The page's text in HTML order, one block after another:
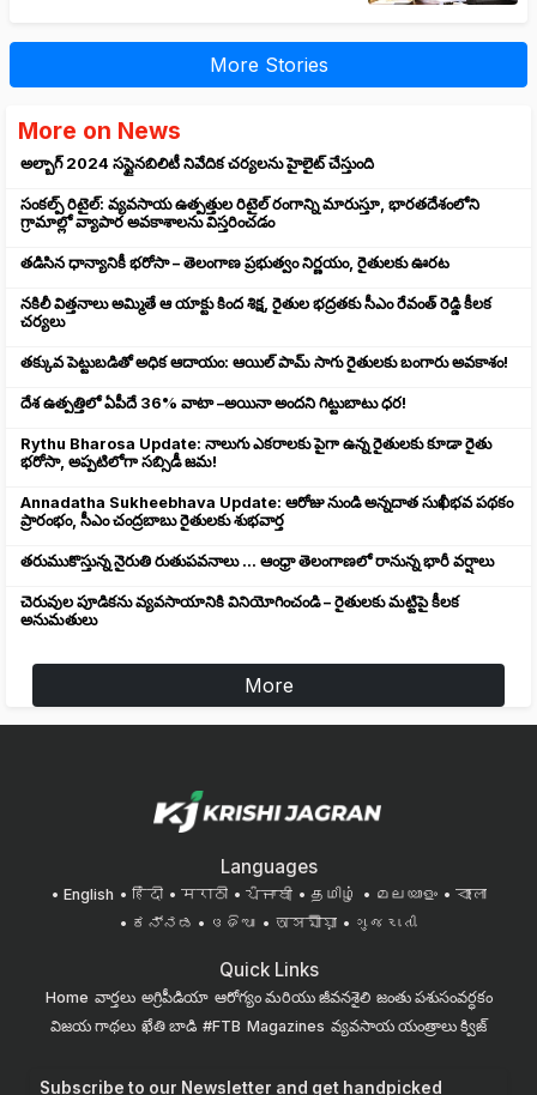
More Stories
More on News
అల్బాగ్ 2024 సస్టైనబిలిటీ నివేదిక చర్యలను హైలైట్ చేస్తుంది
సంకల్ప్ రిటైల్: వ్యవసాయ ఉత్పత్తుల రిటైల్ రంగాన్ని మారుస్తూ, భారతదేశంలోని
గ్రామాల్లో వ్యాపార అవకాశాలను విస్తరించడం
తడిసిన ధాన్యానికీ భరోసా – తెలంగాణ ప్రభుత్వం నిర్ణయం, రైతులకు ఊరట
నకిలీ విత్తనాలు అమ్మితే ఆ యాక్టు కింద శిక్ష, రైతుల భద్రతకు సీఎం రేవంత్ రెడ్డి కీలక
చర్యలు
తక్కువ పెట్టుబడితో అధిక ఆదాయం: ఆయిల్ పామ్ సాగు రైతులకు బంగారు అవకాశం!
దేశ ఉత్పత్తిలో ఏపీదే 36% వాటా –అయినా అందని గిట్టుబాటు ధర!
Rythu Bharosa Update: నాలుగు ఎకరాలకు పైగా ఉన్న రైతులకు కూడా రైతు
భరోసా, అప్పటిలోగా సబ్సిడీ జమ!
Annadatha Sukheebhava Update: ఆరోజు నుండి అన్నదాత సుఖీభవ పథకం
ప్రారంభం, సీఎం చంద్రబాబు రైతులకు శుభవార్త
తరుముకొస్తున్న నైరుతి రుతుపవనాలు ... ఆంధ్రా తెలంగాణలో రానున్న భారీ వర్షాలు
చెరువుల పూడికను వ్యవసాయానికి వినియోగించండి – రైతులకు మట్టిపై కీలక
అనుమతులు
More
Languages
English हिंदी मराठी ਪੰਜਾਬੀ தமிழ் മലയാളം
বাংলা
ಕನ್ನಡ
ଓଡିଆ অসমীয়া ગુજરાતી
Quick Links
Home వార్తలు అగ్రిపీడియా ఆరోగ్యం మరియు జీవనశైలి జంతు పశుసంవర్ధకం
విజయ గాథలు ఖేతి బాడి #FTB Magazines వ్యవసాయ యంత్రాలు క్విజ్
Subscribe to our Newsletter and get handpicked